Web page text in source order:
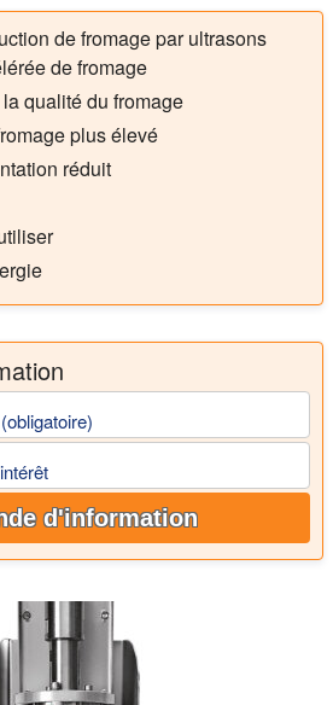
de fromage par ultrasons
de fromage
qualité du fromage
plus élevé
réduit
d'information